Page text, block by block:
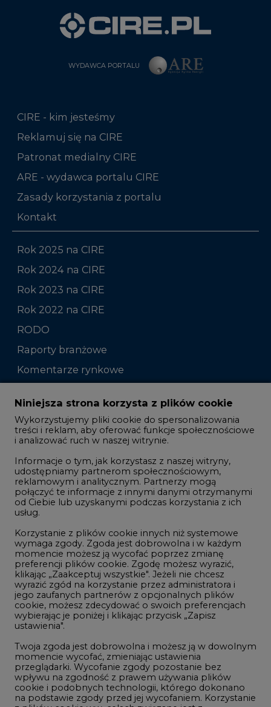
WYDAWCA PORTALU
CIRE - kim jesteśmy
Reklamuj się na CIRE
Patronat medialny CIRE
ARE - wydawca portalu CIRE
Zasady korzystania z portalu
Kontakt
Rok 2025 na CIRE
Rok 2024 na CIRE
Rok 2023 na CIRE
Rok 2022 na CIRE
RODO
Raporty branżowe
Komentarze rynkowe
Zmiany kadrowe na rynku
Studio CIRE
Rozmowy o energetyce
Gospodarka
Geopolityka
LTE450
Innowacje i AI
Telekomunikacja i IT
Handel emisjami CO2
Wodór
Górnictwo
Atom
Fotowoltaika
Niniejsza strona korzysta z plików cookie
Wykorzystujemy pliki cookie do spersonalizowania
treści i reklam, aby oferować funkcje społecznościowe
i analizować ruch w naszej witrynie.
Informacje o tym, jak korzystasz z naszej witryny,
udostępniamy partnerom społecznościowym,
reklamowym i analitycznym. Partnerzy mogą
połączyć te informacje z innymi danymi otrzymanymi
od Ciebie lub uzyskanymi podczas korzystania z ich
usług.
Korzystanie z plików cookie innych niż systemowe
wymaga zgody. Zgoda jest dobrowolna i w każdym
momencie możesz ją wycofać poprzez zmianę
preferencji plików cookie. Zgodę możesz wyrazić,
klikając „Zaakceptuj wszystkie". Jeżeli nie chcesz
wyrazić zgód na korzystanie przez administratora i
jego zaufanych partnerów z opcjonalnych plików
cookie, możesz zdecydować o swoich preferencjach
wybierając je poniżej i klikając przycisk „Zapisz
ustawienia".
Twoja zgoda jest dobrowolna i możesz ją w dowolnym
momencie wycofać, zmieniając ustawienia
przeglądarki. Wycofanie zgody pozostanie bez
wpływu na zgodność z prawem używania plików
cookie i podobnych technologii, którego dokonano
na podstawie zgody przed jej wycofaniem. Korzystanie